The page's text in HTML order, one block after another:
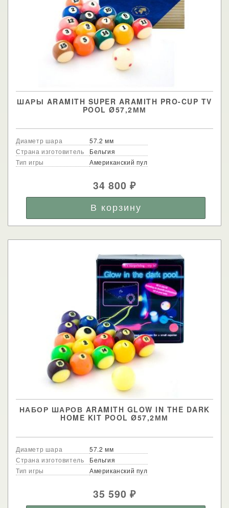
ШАРЫ ARAMITH SUPER ARAMITH PRO-CUP TV
POOL Ø57,2ММ
Диаметр шара
57.2 мм
Страна изготовитель
Бельгия
Тип игры
Американский пул
34 800₽
НАБОР ШАРОВ ARAMITH GLOW IN THE DARK
HOME KIT POOL Ø57,2ММ
Диаметр шара
57.2 мм
Страна изготовитель
Бельгия
Тип игры
Американский пул
35 590₽